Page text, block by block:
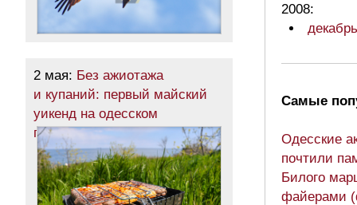
2 мая: Без ажиотажа
и купаний: первый майский
уикенд на одесском
побережье (фоторепортаж)
2008:
декабрь
Самые
Одесские
почтили
Билого
файерами